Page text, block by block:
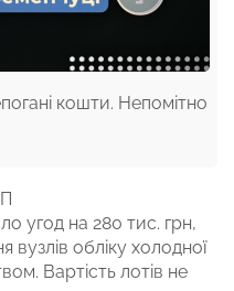
кошти. Непомітно
угод на 280 тис. грн,
вузлів обліку холодної
Вартість лотів не